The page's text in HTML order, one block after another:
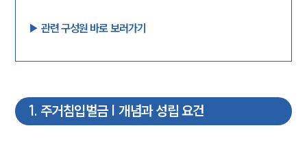
▶︎ 관련 구성원 바로 보러가기
1 . 주거침입벌금 | 개념과 성립 요건